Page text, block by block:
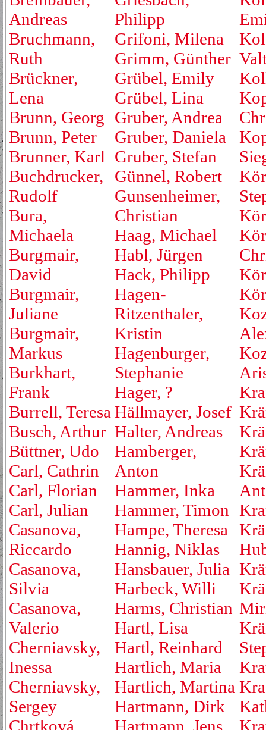
Andreas
Bruchmann,
Ruth
Brückner,
Lena
Brunn, Georg
Brunn, Peter
Brunner, Karl
Buchdrucker,
Rudolf
Bura,
Michaela
Burgmair,
David
Burgmair,
Juliane
Burgmair,
Markus
Burkhart,
Frank
Burrell, Teresa
Busch, Arthur
Büttner, Udo
Carl, Cathrin
Carl, Florian
Carl, Julian
Casanova,
Riccardo
Casanova,
Silvia
Casanova,
Valerio
Cherniavsky,
Inessa
Cherniavsky,
Sergey
Chrtková,
Philipp
Grifoni, Milena
Grimm, Günther
Grübel, Emily
Grübel, Lina
Gruber, Andrea
Gruber, Daniela
Gruber, Stefan
Günnel, Robert
Gunsenheimer,
Christian
Haag, Michael
Habl, Jürgen
Hack, Philipp
Hagen-
Ritzenthaler,
Kristin
Hagenburger,
Stephanie
Hager, ?
Hällmayer, Josef
Halter, Andreas
Hamberger,
Anton
Hammer, Inka
Hammer, Timon
Hampe, Theresa
Hannig, Niklas
Hansbauer, Julia
Harbeck, Willi
Harms, Christian
Hartl, Lisa
Hartl, Reinhard
Hartlich, Maria
Hartlich, Martina
Hartmann, Dirk
Hartmann, Jens